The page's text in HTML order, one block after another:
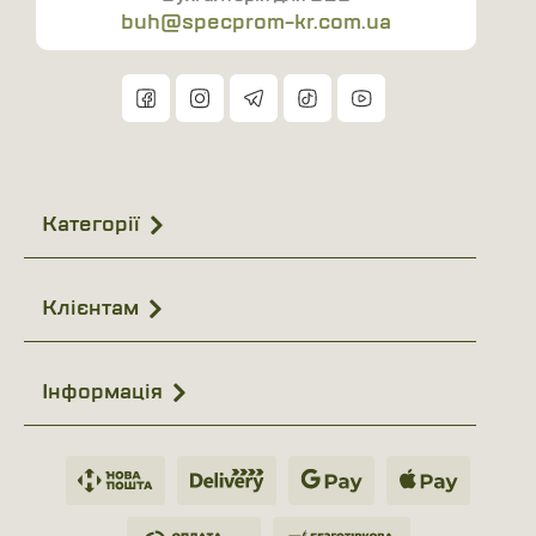
Вироби, що належать до 1 класу балістичного захисту,
виготовляються відповідно до чинних стандартів
безпеки. Вони здатні зупиняти пістолетні кулі певних
Сучасні матеріали, такі як арамідні волокна та
оптимального балансу між захистом і вагою виробу.
захист від пістолетних боєприпасів і уламків;
зручність під час тривалого носіння;
сумісність з різними видами спорядження;
buh@specprom-kr.com.ua
Категорії
Клієнтам
Інформація